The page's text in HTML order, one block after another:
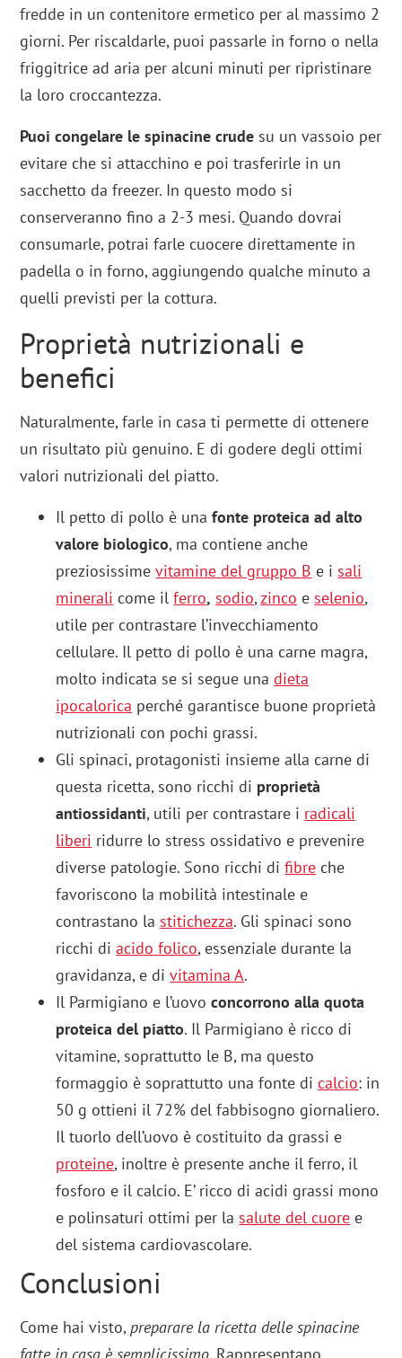
fredde in un contenitore ermetico per al massimo 2
giorni. Per riscaldarle, puoi passarle in forno o nella
friggitrice ad aria per alcuni minuti per ripristinare
la loro croccantezza.
Puoi congelare le spinacine crude su un vassoio per
evitare che si attacchino e poi trasferirle in un
sacchetto da freezer. In questo modo si
conserveranno fino a 2-3 mesi. Quando dovrai
consumarle, potrai farle cuocere direttamente in
padella o in forno, aggiungendo qualche minuto a
quelli previsti per la cottura.
Proprietà nutrizionali e
benefici
Naturalmente, farle in casa ti permette di ottenere
un risultato più genuino. E di godere degli ottimi
valori nutrizionali del piatto.
Il petto di pollo è unafonte proteica ad alto
valore biologico, ma contiene anche
preziosissimevitamine del gruppo B e i sali
minerali come ilferro, sodio,zinco e selenio,
utile per contrastare l’invecchiamento
cellulare. Il petto di pollo è una carne magra,
molto indicata se si segue unadieta
ipocalorica perché garantisce buone proprietà
nutrizionali con pochi grassi.
Gli spinaci, protagonisti insieme alla carne di
questa ricetta, sono ricchi di proprietà
antiossidanti, utili per contrastare i radicali
liberi ridurre lo stress ossidativo e prevenire
diverse patologie. Sono ricchi di fibre che
favoriscono la mobilità intestinale e
contrastano la stitichezza. Gli spinaci sono
ricchi diacido folico, essenziale durante la
gravidanza, e divitamina A.
Il Parmigiano e l’uovoconcorrono alla quota
proteica del piatto. Il Parmigiano è ricco di
vitamine, soprattutto le B, ma questo
formaggio è soprattutto una fonte di calcio: in
50 g ottieni il 72% del fabbisogno giornaliero.
Il tuorlo dell’uovo è costituito da grassi e
proteine, inoltre è presente anche il ferro, il
fosforo e il calcio. E’ ricco di acidi grassi mono
e polinsaturi ottimi per la salute del cuore e
del sistema cardiovascolare.
Conclusioni
Come hai visto,preparare la ricetta delle spinacine